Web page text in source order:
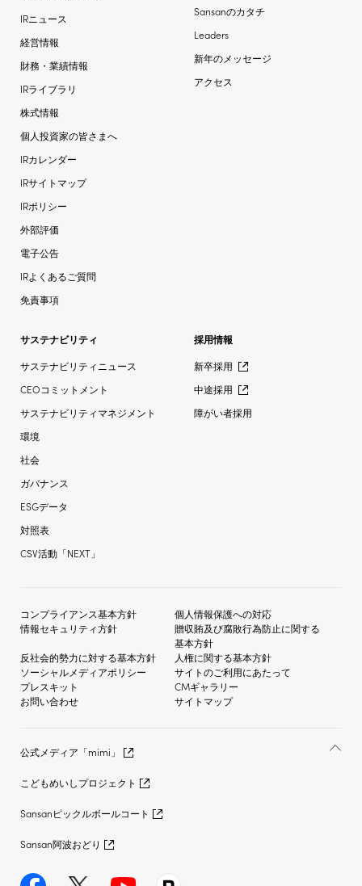
Sansanのカタチ
Leaders
新年のメッセージ
アクセス
IRニュース
経営情報
財務・業績情報
IRライブラリ
株式情報
個人投資家の皆さまへ
IRカレンダー
IRサイトマップ
IRポリシー
外部評価
電子公告
IRよくあるご質問
免責事項
サステナビリティ
サステナビリティニュース
CEOコミットメント
サステナビリティマネジメント
環境
社会
ガバナンス
ESGデータ
対照表
CSV活動「NEXT」
採用情報
新卒採用
中途採用
障がい者採用
コンプライアンス基本方針
個人情報保護への対応
情報セキュリティ方針
贈収賄及び腐敗行為防止に関する
基本方針
反社会的勢力に対する基本方針
人権に関する基本方針
ソーシャルメディアポリシー
サイトのご利用にあたって
プレスキット
CMギャラリー
お問い合わせ
サイトマップ
公式メディア「mimi」
こどもめいしプロジェクト
Sansanピックルボールコート
Sansan阿波おどり